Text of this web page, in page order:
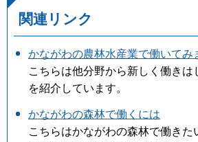
関連リンク
かながわの農林水産業で働いてみ
こちらは他分野から新しく働きは
を紹介しています。
かながわの森林で働くには
こちらはかながわの森林で働きた